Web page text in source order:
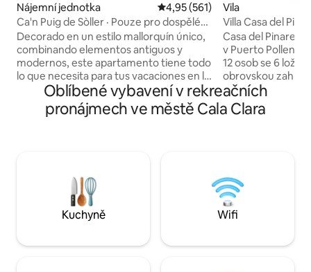
Nájemní jednotka Průměrné hodnocení 4,95 z 5,
4,95 (561)
Ca'n Puig de Sòller · Pouze pro dospělé
(+12), úžasné...
Decorado en un estilo mallorquín único,
combinando elementos antiguos y
modernos, este apartamento tiene todo
lo que necesita para tus vacaciones en la
primera planta y el dormitorio tiene
acceso directo a una pequeña terraza
pequeña cocina. Es el lugar ideal para
una estancia con amigos o en familia.
Podrás disfrutar de las vistas a nuestro
jardín o a las montañas, mientras lees un
interior es de acceso exclusivo para ti,
Vila
Villa Casa del
bazénem.
Casa del Pinaret
v Puerto
12 osob se 6
obrovskou
soukromým
vyhříván
Pěší vzdálenost
Mezinárodní
Oblíbené vybavení v rekreačních
pronájmech ve městě Cala Clara
Kuchyně Wifi